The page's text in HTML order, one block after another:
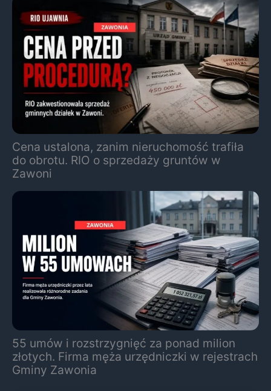
Cena ustalona, zanim nieruchomość trafiła
do obrotu. RIO o sprzedaży gruntów w
Zawoni
55 umów i rozstrzygnięć za ponad milion
złotych. Firma męża urzędniczki w rejestrach
Gminy Zawonia